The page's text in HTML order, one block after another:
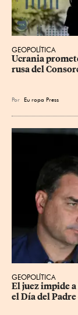
GEOPOLÍTICA
Ucrania
rusa del
Por Eu ropa Press
GEOPOLÍTICA
El juez impide
el Día del